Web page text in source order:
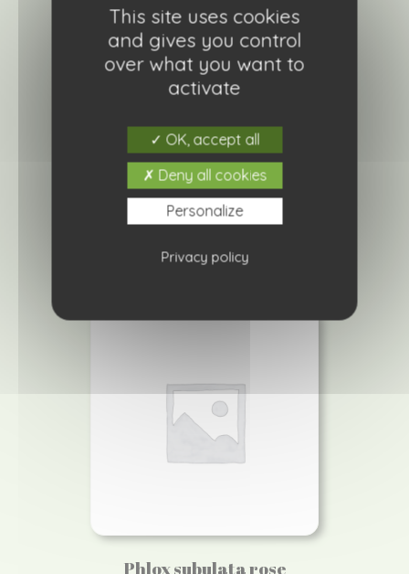
Delosperma fire wonder
4,20 €
Ajouter à ma liste de courses
Phlox subulata rose
This site uses cookies
and gives you control
over what you want to
activate
OK, accept all
Deny all cookies
Personalize
Privacy policy